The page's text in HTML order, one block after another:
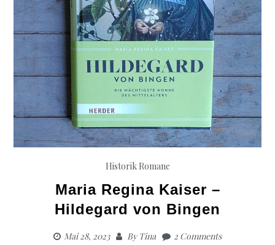
Historik Romane
Maria Regina Kaiser –
Hildegard von Bingen
Mai 28, 2023 ByTina 2 Comments